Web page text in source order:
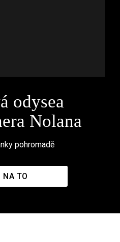
odysea
Nolana
pohromadě
NA TO